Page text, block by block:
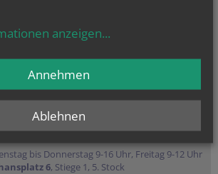
bis Donnerstag 9-16 Uhr, Freitag 9-12 Uhr
6, Stiege 1, 5. Stock
anzeigen...
Ablehnen
Annehmen